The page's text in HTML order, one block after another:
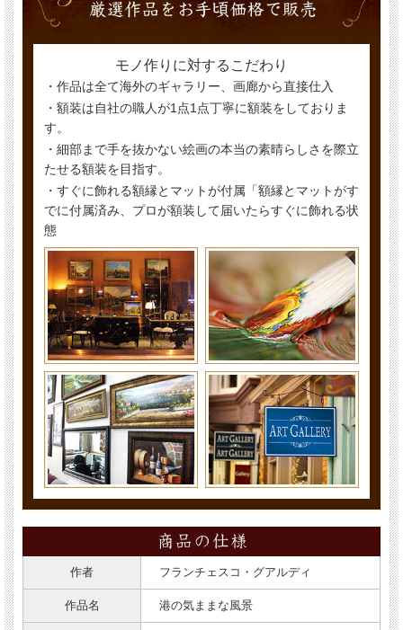
モノ作りに対するこだわり
・作品は全て海外のギャラリー、画廊から直接仕入
・額装は自社の職人が1点1点丁寧に額装をしておりま
す。
・細部まで手を抜かない絵画の本当の素晴らしさを際立
たせる額装を目指す。
・すぐに飾れる額縁とマットが付属「額縁とマットがす
でに付属済み、プロが額装して届いたらすぐに飾れる状
態
作者 フランチェスコ・グアルディ
作品名 港の気ままな風景